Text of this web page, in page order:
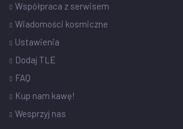
Współpraca z serwisem
Wiadomości kosmiczne
Ustawienia
Dodaj TLE
FAQ
Kup nam kawę!
Wesprzyj nas